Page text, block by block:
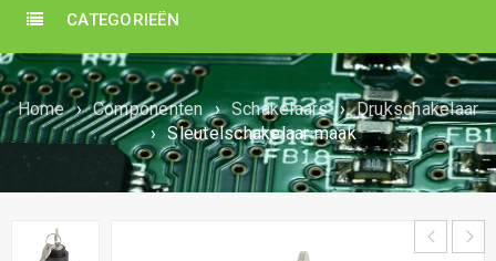
CATEGORIEËN
Home › Componenten › Schakelaars › Drukschakelaar
› Sleutelschakelaar maak